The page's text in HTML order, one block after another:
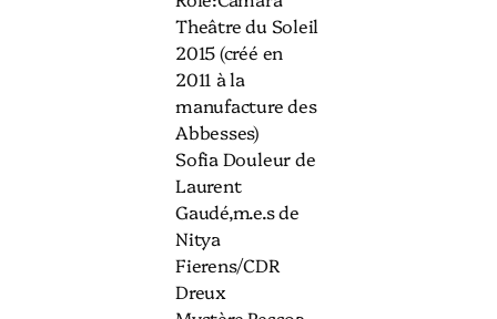
Theâtre du Soleil
2015 (créé en
2011 à la
manufacture des
Abbesses)
Sofia Douleur de
Laurent
Gaudé,m.e.s de
Nitya
Fierens/CDR
Dreux